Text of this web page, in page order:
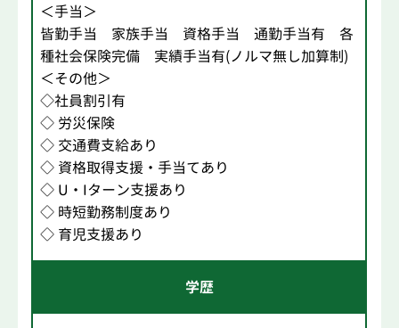
＜手当＞
皆勤手当 家族手当 資格手当 通勤手当有 各
種社会保険完備 実績手当有(ノルマ無し加算制)
＜その他＞
◇社員割引有
◇ 労災保険
◇ 交通費支給あり
◇ 資格取得支援・手当てあり
◇ U・Iターン支援あり
◇ 時短勤務制度あり
◇ 育児支援あり
学歴